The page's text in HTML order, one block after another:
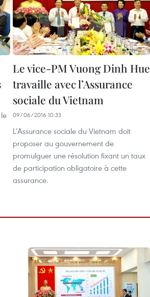
Le vice-PM Vuong Dinh Hue
travaille avec l’Assurance
sociale du Vietnam
09/06/2016 10:33
L’Assurance sociale du Vietnam doit
proposer au gouvernement de
promulguer une résolution fixant un taux
de participation obligatoire à cette
assurance.